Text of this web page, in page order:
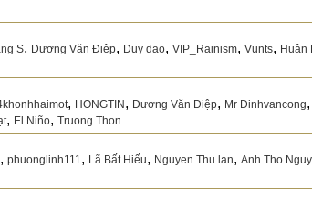
S, Dương Văn Điệp, Duy dao, VIP_Rainism, Vunts, Huân
, HONGTIN , Dương Văn Điệp, Mr Dinhvancong,
, El Niño, Truong Thon
, phuonglinh111, Lã Bất Hiếu, Nguyen Thu lan, Anh Tho